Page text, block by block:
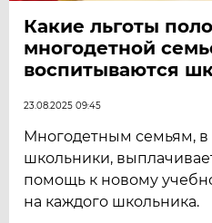
Какие льготы
многодетной
воспитываются
23.08.2025 09:45
Многодетным семьям, в
школьники,
помощь к новому
на каждого школьника.